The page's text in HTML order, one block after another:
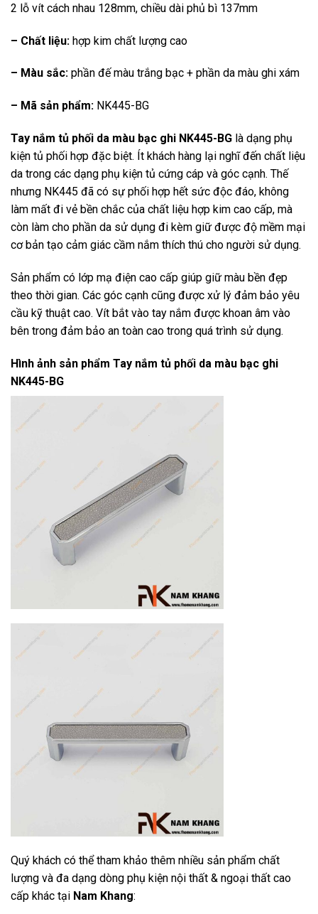
2 lỗ vít cách nhau 128mm, chiều dài phủ bì 137mm
– Chất liệu: hợp kim chất lượng cao
– Màu sắc: phần đế màu trắng bạc + phần da màu ghi xám
– Mã sản phẩm: NK445-BG
Tay nắm tủ phối da màu bạc ghi NK445-BG là dạng phụ
kiện tủ phối hợp đặc biệt. Ít khách hàng lại nghĩ đến chất liệu
da trong các dạng phụ kiện tủ cứng cáp và góc cạnh. Thế
nhưng NK445 đã có sự phối hợp hết sức độc đáo, không
làm mất đi vẻ bền chắc của chất liệu hợp kim cao cấp, mà
còn làm cho phần da sử dụng đi kèm giữ được độ mềm mại
cơ bản tạo cảm giác cầm nắm thích thú cho người sử dụng.
Sản phẩm có lớp mạ điện cao cấp giúp giữ màu bền đẹp
theo thời gian. Các góc cạnh cũng được xử lý đảm bảo yêu
cầu kỹ thuật cao. Vít bắt vào tay nắm được khoan âm vào
bên trong đảm bảo an toàn cao trong quá trình sử dụng.
Hình ảnh sản phẩm Tay nắm tủ phối da màu bạc ghi
NK445-BG
Quý khách có thể tham khảo thêm nhiều sản phẩm chất
lượng và đa dạng dòng phụ kiện nội thất & ngoại thất cao
cấp khác tại Nam Khang: